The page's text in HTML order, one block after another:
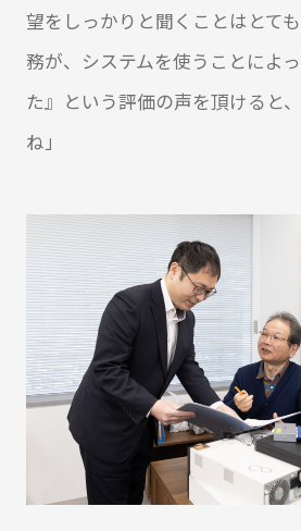
望をしっかりと聞くことはとて
務が、システムを使うことによ
た』という評価の声を頂けると
ね」